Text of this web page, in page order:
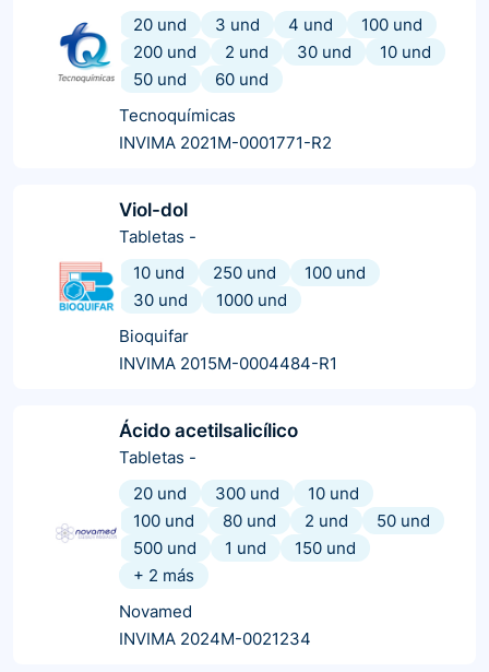
20 und
3 und 4 und
100 und
200 und
2 und 30 und
10 und
50 und
60 und
Tecnoquímicas
INVIMA 2021M-0001771-R2
Viol-dol
Tabletas -
10 und
250 und
100 und
30 und
1000 und
Bioquifar
INVIMA 2015M-0004484-R1
Ácido acetilsalicílico
Tabletas -
20 und
300 und
10 und
100 und
80 und 2 und
50 und
500 und
1 und
150 und
+ 2 más
Novamed
INVIMA 2024M-0021234